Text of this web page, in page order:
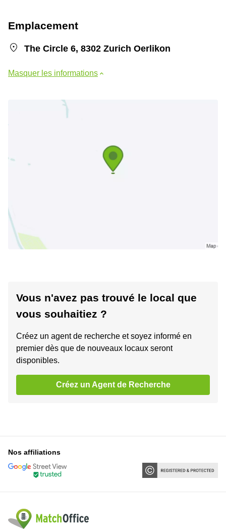
Emplacement
The Circle 6, 8302 Zurich Oerlikon
Masquer les informations
Vous n'avez pas trouvé le local que
vous souhaitiez ?
Créez un agent de recherche et soyez informé en
premier dès que de nouveaux locaux seront
disponibles.
Créez un Agent de Recherche
Nos affiliations